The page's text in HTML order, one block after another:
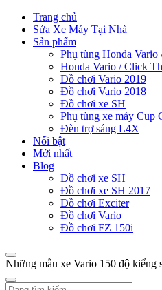
Trang chủ
Sửa Xe Máy Tại Nhà
Sản phẩm
Phụ tùng Honda
Honda Vario / Click
Đồ chơi Vario 2019
Đồ chơi Vario 2018
Đồ chơi xe SH
Phụ tùng xe máy Cup
Đèn trợ sáng L4X
Nổi bật
Mới nhất
Blog
Đồ chơi xe SH
Đồ chơi xe SH 2017
Đồ chơi Exciter
Đồ chơi Vario
Đồ chơi FZ 150i
Những mẫu xe Vario 150 độ kiểng